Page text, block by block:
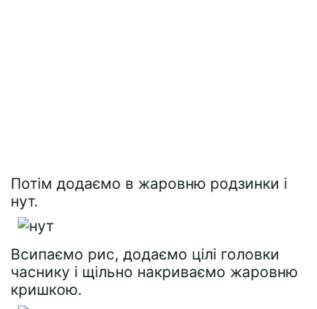
Потім додаємо в жаровню родзинки і
нут.
Всипаємо рис, додаємо цілі головки
часнику і щільно накриваємо жаровню
кришкою.